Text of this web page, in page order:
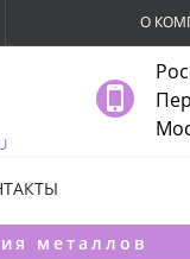
О
металлов